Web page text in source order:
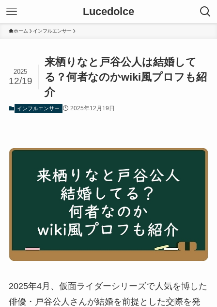
Lucedolce
ホーム インフルエンサー
来栖りなと戸谷公人は結婚して
る？何者なのかwiki風プロフも紹
介
2025
12/19
インフルエンサー 2025年12月19日
2025年4月、仮面ライダーシリーズで人気を博した
俳優・戸谷公人さんが結婚を前提とした交際を発